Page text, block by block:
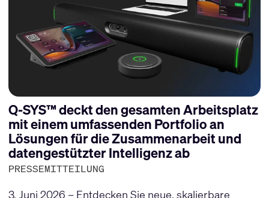
Q-SYS™ deckt den gesamten Arbeitsplatz
mit einem umfassenden Portfolio an
Lösungen für die Zusammenarbeit und
datengestützter Intelligenz ab
PRESSEMITTEILUNG
3. Juni 2026 – Entdecken Sie neue, skalierbare